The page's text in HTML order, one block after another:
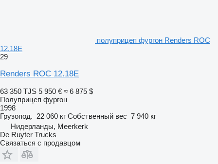
полуприцеп фургон Renders ROC
12.18E
29
Renders ROC 12.18E
63 350 TJS 5 950 € ≈ 6 875 $
Полуприцеп фургон
1998
Грузопод. 22 060 кг Собственный вес 7 940 кг
Нидерланды, Meerkerk
De Ruyter Trucks
Связаться с продавцом